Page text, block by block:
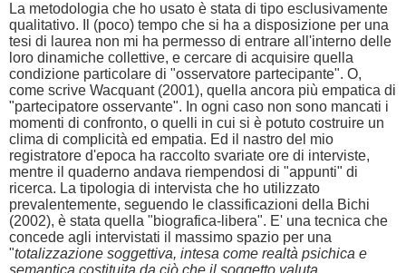
La metodologia che ho usato è stata di tipo esclusivamente
qualitativo. Il (poco) tempo che si ha a disposizione per una
tesi di laurea non mi ha permesso di entrare all'interno delle
loro dinamiche collettive, e cercare di acquisire quella
condizione particolare di "osservatore partecipante". O,
come scrive Wacquant (2001), quella ancora più empatica di
"partecipatore osservante". In ogni caso non sono mancati i
momenti di confronto, o quelli in cui si è potuto costruire un
clima di complicità ed empatia. Ed il nastro del mio
registratore d'epoca ha raccolto svariate ore di interviste,
mentre il quaderno andava riempendosi di "appunti" di
ricerca. La tipologia di intervista che ho utilizzato
prevalentemente, seguendo le classificazioni della Bichi
(2002), è stata quella "biografica-libera". E' una tecnica che
concede agli intervistati il massimo spazio per una
"totalizzazione soggettiva, intesa come realtà psichica e